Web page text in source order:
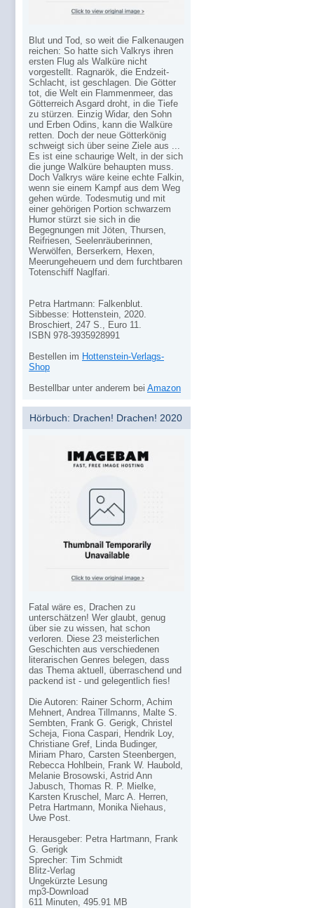
Blut und Tod, so weit die Falkenaugen
reichen: So hatte sich Valkrys ihren
ersten Flug als Walküre nicht
vorgestellt. Ragnarök, die Endzeit-
Schlacht, ist geschlagen. Die Götter
tot, die Welt ein Flammenmeer, das
Götterreich Asgard droht, in die Tiefe
zu stürzen. Einzig Widar, den Sohn
und Erben Odins, kann die Walküre
retten. Doch der neue Götterkönig
schweigt sich über seine Ziele aus ...
Es ist eine schaurige Welt, in der sich
die junge Walküre behaupten muss.
Doch Valkrys wäre keine echte Falkin,
wenn sie einem Kampf aus dem Weg
gehen würde. Todesmutig und mit
einer gehörigen Portion schwarzem
Humor stürzt sie sich in die
Begegnungen mit Jöten, Thursen,
Reifriesen, Seelenräuberinnen,
Werwölfen, Berserkern, Hexen,
Meerungeheuern und dem furchtbaren
Totenschiff Naglfari.
Petra Hartmann: Falkenblut.
Sibbesse: Hottenstein, 2020.
Broschiert, 247 S., Euro 11.
ISBN 978-3935928991
Bestellen im Hottenstein-Verlags-
Shop
Bestellbar unter anderem bei Amazon
Hörbuch: Drachen! Drachen! 2020
Fatal wäre es, Drachen zu
unterschätzen! Wer glaubt, genug
über sie zu wissen, hat schon
verloren. Diese 23 meisterlichen
Geschichten aus verschiedenen
literarischen Genres belegen, dass
das Thema aktuell, überraschend und
packend ist - und gelegentlich fies!
Die Autoren: Rainer Schorm, Achim
Mehnert, Andrea Tillmanns, Malte S.
Sembten, Frank G. Gerigk, Christel
Scheja, Fiona Caspari, Hendrik Loy,
Christiane Gref, Linda Budinger,
Miriam Pharo, Carsten Steenbergen,
Rebecca Hohlbein, Frank W. Haubold,
Melanie Brosowski, Astrid Ann
Jabusch, Thomas R. P. Mielke,
Karsten Kruschel, Marc A. Herren,
Petra Hartmann, Monika Niehaus,
Uwe Post.
Herausgeber: Petra Hartmann, Frank
G. Gerigk
Sprecher: Tim Schmidt
Blitz-Verlag
Ungekürzte Lesung
mp3-Download
611 Minuten, 495.91 MB